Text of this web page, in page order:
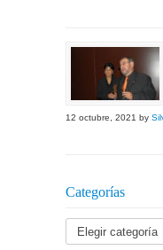
12 octubre, 2021 by
Categorías